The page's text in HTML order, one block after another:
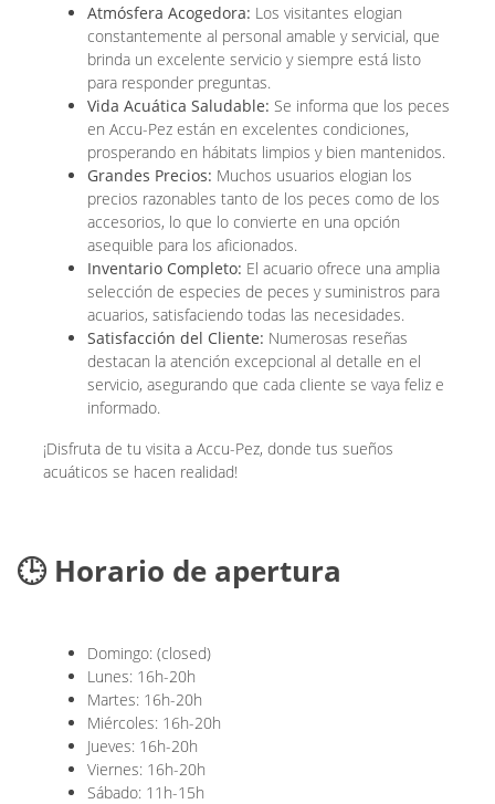
Atmósfera Acogedora: Los visitantes elogian
constantemente al personal amable y servicial, que
brinda un excelente servicio y siempre está listo
para responder preguntas.
Vida Acuática Saludable: Se informa que los peces
en Accu-Pez están en excelentes condiciones,
prosperando en hábitats limpios y bien mantenidos.
Grandes Precios: Muchos usuarios elogian los
precios razonables tanto de los peces como de los
accesorios, lo que lo convierte en una opción
asequible para los aficionados.
Inventario Completo: El acuario ofrece una amplia
selección de especies de peces y suministros para
acuarios, satisfaciendo todas las necesidades.
Satisfacción del Cliente: Numerosas reseñas
destacan la atención excepcional al detalle en el
servicio, asegurando que cada cliente se vaya feliz e
informado.
¡Disfruta de tu visita a Accu-Pez, donde tus sueños
acuáticos se hacen realidad!
🕒 Horario de apertura
Domingo: (closed)
Lunes: 16h-20h
Martes: 16h-20h
Miércoles: 16h-20h
Jueves: 16h-20h
Viernes: 16h-20h
Sábado: 11h-15h